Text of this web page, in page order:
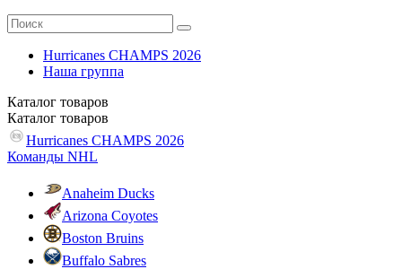
Hurricanes CHAMPS 2026
Наша группа
Каталог товаров
Каталог товаров
Hurricanes CHAMPS 2026
Команды NHL
Anaheim Ducks
Arizona Coyotes
Boston Bruins
Buffalo Sabres